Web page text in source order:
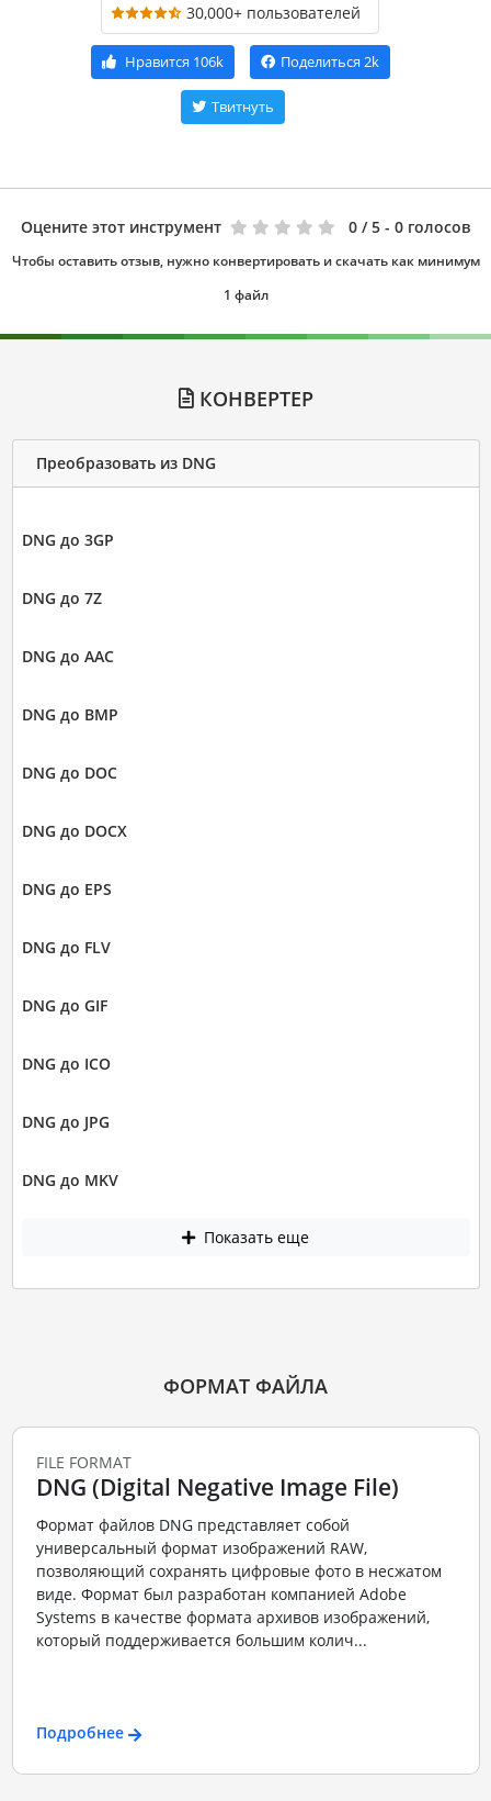
30,000+ пользователей
Нравится 106k Поделиться 2k
Твитнуть
Оцените этот инструмент 0 / 5 - 0 голосов
Чтобы оставить отзыв, нужно конвертировать и скачать как минимум
1 файл
КОНВЕРТЕР
Преобразовать из DNG
DNG до 3GP
DNG до 7Z
DNG до AAC
DNG до BMP
DNG до DOC
DNG до DOCX
DNG до EPS
DNG до FLV
DNG до GIF
DNG до ICO
DNG до JPG
DNG до MKV
Показать еще
ФОРМАТ ФАЙЛА
FILE FORMAT
DNG (Digital Negative Image File)
Формат файлов DNG представляет собой
универсальный формат изображений RAW,
позволяющий сохранять цифровые фото в несжатом
виде. Формат был разработан компанией Adobe
Systems в качестве формата архивов изображений,
который поддерживается большим колич...
Подробнее